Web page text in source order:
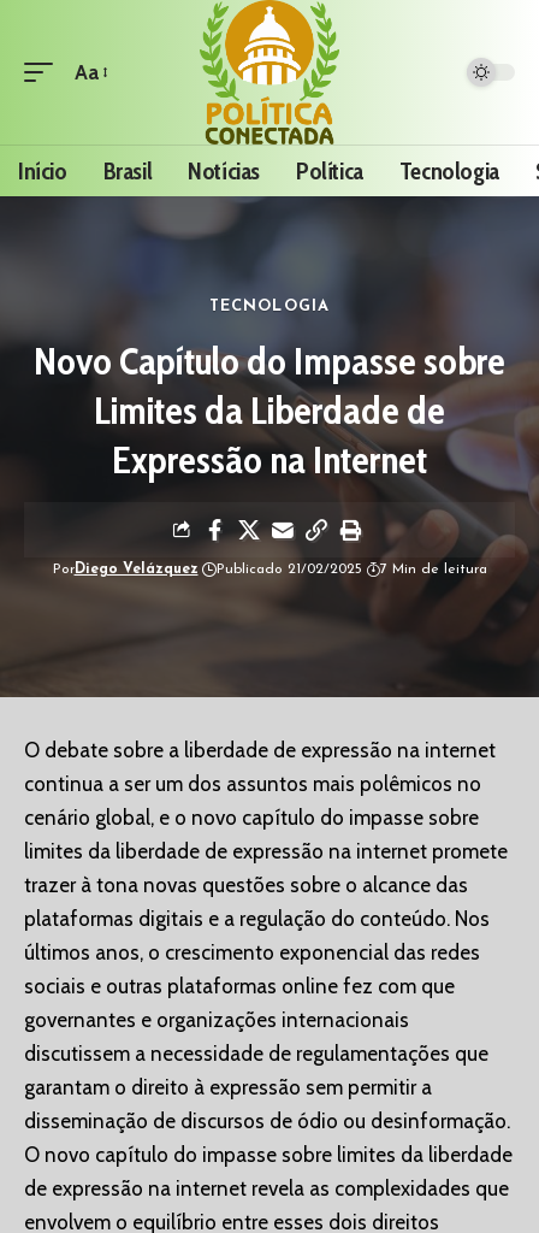
Aa
Início Brasil Notícias Política Tecnologia
TECNOLOGIA
Novo Capítulo do Impasse sobre
Limites da Liberdade de
Expressão na Internet
PorDiego Velázquez Publicado 21/02/2025 7 Min de leitura
O debate sobre a liberdade de expressão na internet
continua a ser um dos assuntos mais polêmicos no
cenário global, e o novo capítulo do impasse sobre
limites da liberdade de expressão na internet promete
trazer à tona novas questões sobre o alcance das
plataformas digitais e a regulação do conteúdo. Nos
últimos anos, o crescimento exponencial das redes
sociais e outras plataformas online fez com que
governantes e organizações internacionais
discutissem a necessidade de regulamentações que
garantam o direito à expressão sem permitir a
disseminação de discursos de ódio ou desinformação.
O novo capítulo do impasse sobre limites da liberdade
de expressão na internet revela as complexidades que
envolvem o equilíbrio entre esses dois direitos